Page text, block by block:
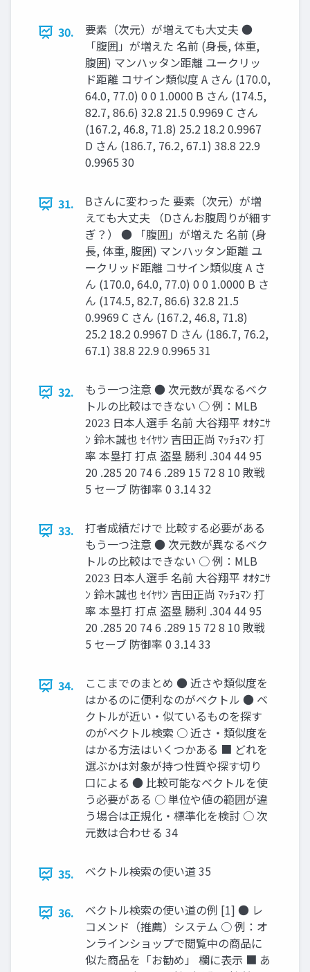
30.
要素（次元）が増えても大丈夫 ●
「腹囲」が増えた 名前 (身長, 体重,
腹囲) マンハッタン距離 ユークリッ
ド距離 コサイン類似度 A さん (170.0,
64.0, 77.0) 0 0 1.0000 B さん (174.5,
82.7, 86.6) 32.8 21.5 0.9969 C さん
(167.2, 46.8, 71.8) 25.2 18.2 0.9967
D さん (186.7, 76.2, 67.1) 38.8 22.9
0.9965 30
31.
Bさんに変わった 要素（次元）が増
えても大丈夫 （Dさんお腹周りが細す
ぎ？） ● 「腹囲」が増えた 名前 (身
長, 体重, 腹囲) マンハッタン距離 ユ
ークリッド距離 コサイン類似度 A さ
ん (170.0, 64.0, 77.0) 0 0 1.0000 B さ
ん (174.5, 82.7, 86.6) 32.8 21.5
0.9969 C さん (167.2, 46.8, 71.8)
25.2 18.2 0.9967 D さん (186.7, 76.2,
67.1) 38.8 22.9 0.9965 31
32.
もう一つ注意 ● 次元数が異なるベク
トルの比較はできない ○ 例：MLB
2023 日本人選手 名前 大谷翔平 ｵｵﾀﾆｻ
ﾝ 鈴木誠也 ｾｲﾔｻﾝ 吉田正尚 ﾏｯﾁｮﾏﾝ 打
率 本塁打 打点 盗塁 勝利 .304 44 95
20 .285 20 74 6 .289 15 72 8 10 敗戦
5 セーブ 防御率 0 3.14 32
33.
打者成績だけで 比較する必要がある
もう一つ注意 ● 次元数が異なるベク
トルの比較はできない ○ 例：MLB
2023 日本人選手 名前 大谷翔平 ｵｵﾀﾆｻ
ﾝ 鈴木誠也 ｾｲﾔｻﾝ 吉田正尚 ﾏｯﾁｮﾏﾝ 打
率 本塁打 打点 盗塁 勝利 .304 44 95
20 .285 20 74 6 .289 15 72 8 10 敗戦
5 セーブ 防御率 0 3.14 33
34.
ここまでのまとめ ● 近さや類似度を
はかるのに便利なのがベクトル ● ベ
クトルが近い・似ているものを探す
のがベクトル検索 ○ 近さ・類似度を
はかる方法はいくつかある ■ どれを
選ぶかは対象が持つ性質や探す切り
口による ● 比較可能なベクトルを使
う必要がある ○ 単位や値の範囲が違
う場合は正規化・標準化を検討 ○ 次
元数は合わせる 34
35. ベクトル検索の使い道 35
36.
ベクトル検索の使い道の例 [1] ● レ
コメンド（推薦）システム ○ 例：オ
ンラインショップで閲覧中の商品に
似た商品を「お勧め」 欄に表示 ■ あ